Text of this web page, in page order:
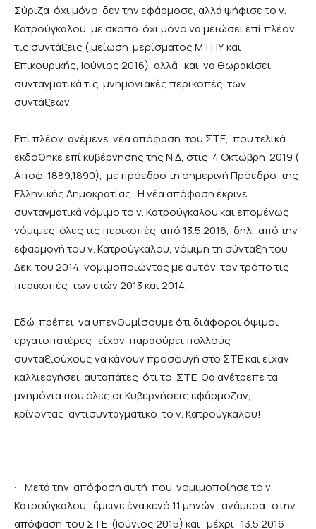
Σύριζα όχι μόνο δεν την εφάρμοσε, αλλά ψήφισε το ν.
Κατρούγκαλου, με σκοπό όχι μόνο να μειώσει επί πλέον
τις συντάξεις ( μείωση μερίσματος ΜΤΠΥ και
Επικουρικής, Ιούνιος 2016), αλλά και να θωρακίσει
συνταγματικά τις μνημονιακές περικοπές των
συντάξεων.
Επί πλέον ανέμενε νέα απόφαση του ΣΤΕ, που τελικά
εκδόθηκε επί κυβέρνησης της Ν.Δ, στις 4 Οκτώβρη 2019 (
Αποφ. 1889,1890), με πρόεδρο τη σημερινή Πρόεδρο της
Ελληνικής Δημοκρατίας. Η νέα απόφαση έκρινε
συνταγματικά νόμιμο το ν. Κατρούγκαλου και επομένως
νόμιμες όλες τις περικοπές από 13.5.2016, δηλ. από την
εφαρμογή του ν. Κατρούγκαλου, νόμιμη τη σύνταξη του
Δεκ. του 2014, νομιμοποιώντας με αυτόν τον τρόπο τις
περικοπές των ετών 2013 και 2014.
Εδώ πρέπει να υπενθυμίσουμε ότι διάφοροι όψιμοι
εργατοπατέρες είχαν παρασύρει πολλούς
συνταξιούχους να κάνουν προσφυγή στο ΣΤΕ και είχαν
καλλιεργήσει αυταπάτες ότι το ΣΤΕ θα ανέτρεπε τα
μνημόνια που όλες οι Κυβερνήσεις εφάρμοζαν,
κρίνοντας αντισυνταγματικό το ν. Κατρούγκαλου!
· Μετά την απόφαση αυτή που νομιμοποίησε το ν.
Κατρούγκαλου, έμεινε ένα κενό 11 μηνών ανάμεσα στην
απόφαση του ΣΤΕ (Ιούνιος 2015) και μέχρι 13.5.2016